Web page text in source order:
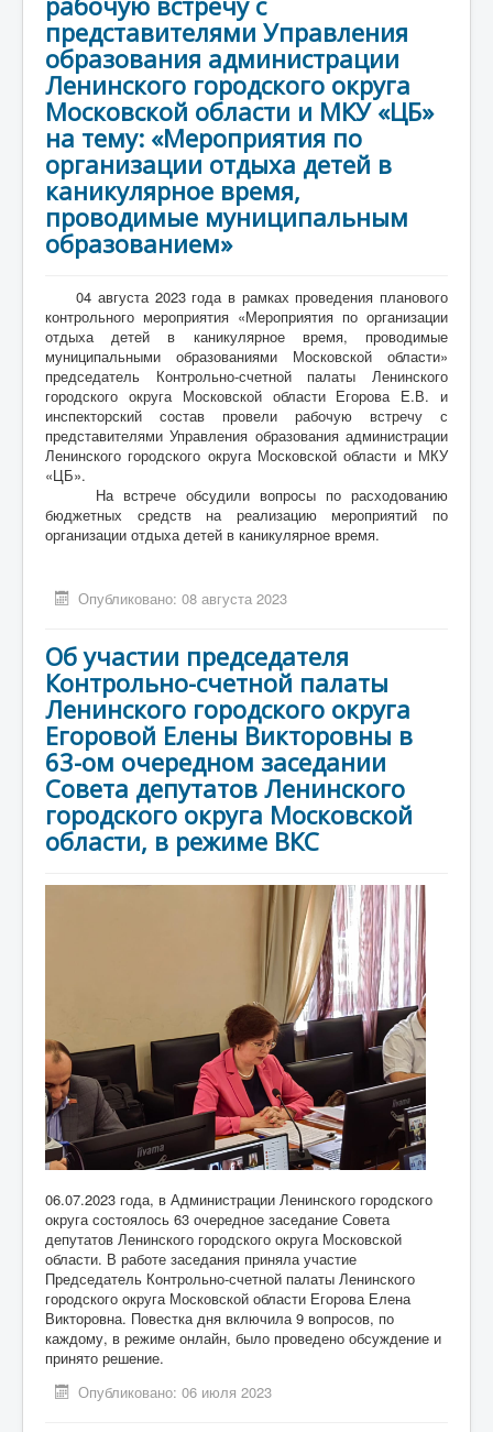
представителями Управления
образования администрации
Ленинского городского округа
Московской области и МКУ «ЦБ»
на тему: «Мероприятия по
организации отдыха детей в
каникулярное время,
проводимые муниципальным
образованием»
04 августа 2023 года в рамках проведения планового
контрольного мероприятия «Мероприятия по организации
отдыха детей в каникулярное время, проводимые
муниципальными образованиями Московской области»
председатель Контрольно-счетной палаты Ленинского
городского округа Московской области Егорова Е.В. и
инспекторский состав провели рабочую встречу с
представителями Управления образования администрации
Ленинского городского округа Московской области и МКУ
«ЦБ».
На встрече обсудили вопросы по расходованию
бюджетных средств на реализацию мероприятий по
организации отдыха детей в каникулярное время.
Опубликовано: 08 августа 2023
Об участии председателя
Контрольно-счетной палаты
Ленинского городского округа
Егоровой Елены Викторовны в
63-ом очередном заседании
Совета депутатов Ленинского
городского округа Московской
области, в режиме ВКС
06.07.2023 года, в Администрации Ленинского городского
округа состоялось 63 очередное заседание Совета
депутатов Ленинского городского округа Московской
области. В работе заседания приняла участие
Председатель Контрольно-счетной палаты Ленинского
городского округа Московской области Егорова Елена
Викторовна. Повестка дня включила 9 вопросов, по
каждому, в режиме онлайн, было проведено обсуждение и
принято решение.
Опубликовано: 06 июля 2023